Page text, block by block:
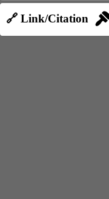
🔗 Link/Citation